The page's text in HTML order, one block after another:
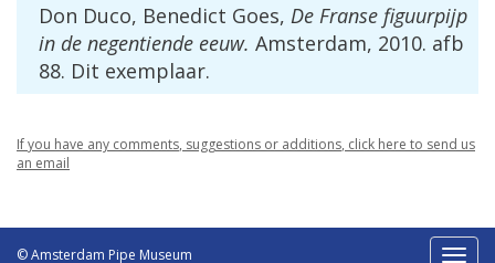
Don Duco, Benedict Goes, De Franse figuurpijp
in de negentiende eeuw. Amsterdam, 2010. afb
88. Dit exemplaar.
Ifyou have any comments, suggestions or additions, click here to send us
an email
© Amsterdam Pipe Museum